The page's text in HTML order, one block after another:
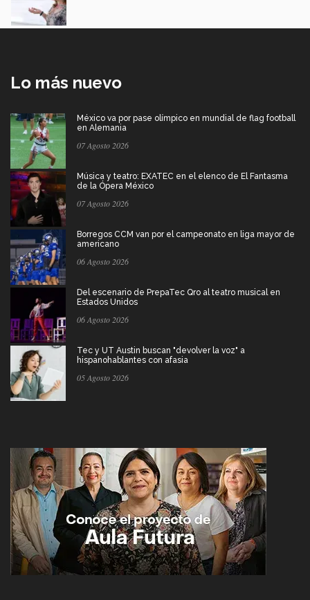
Lo más nuevo
México va por pase olímpico en mundial de flag football
en Alemania
07 Agosto 2026
Música y teatro: EXATEC en el elenco de El Fantasma
de la Ópera México
07 Agosto 2026
Borregos CCM van por el campeonato en liga mayor de
americano
06 Agosto 2026
Del escenario de PrepaTec Qro al teatro musical en
Estados Unidos
06 Agosto 2026
Tec y UT Austin buscan "devolver la voz" a
hispanohablantes con afasia
05 Agosto 2026